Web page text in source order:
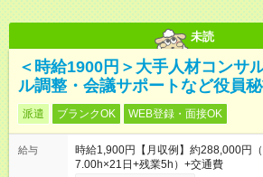
未読
＜時給1900円＞大手人材コンサ
ル調整・会議サポートなど役員
派遣 ブランクOK WEB登録・面接OK
給与
時給1,900円【月収例】約288,000円
7.00h×21日+残業5h）+交通費